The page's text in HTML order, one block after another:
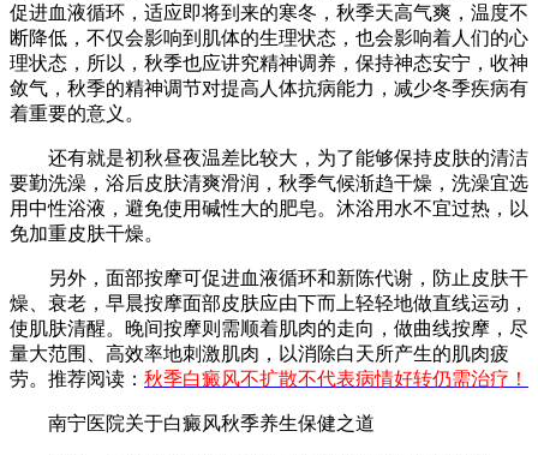
促进血液循环，适应即将到来的寒冬，秋季天高气爽，温度不
断降低，不仅会影响到肌体的生理状态，也会影响着人们的心
理状态，所以，秋季也应讲究精神调养，保持神态安宁，收神
敛气，秋季的精神调节对提高人体抗病能力，减少冬季疾病有
着重要的意义。
还有就是初秋昼夜温差比较大，为了能够保持皮肤的清洁
要勤洗澡，浴后皮肤清爽滑润，秋季气候渐趋干燥，洗澡宜选
用中性浴液，避免使用碱性大的肥皂。沐浴用水不宜过热，以
免加重皮肤干燥。
另外，面部按摩可促进血液循环和新陈代谢，防止皮肤干
燥、衰老，早晨按摩面部皮肤应由下而上轻轻地做直线运动，
使肌肤清醒。晚间按摩则需顺着肌肉的走向，做曲线按摩，尽
量大范围、高效率地刺激肌肉，以消除白天所产生的肌肉疲
劳。推荐阅读： 秋季白癜风不扩散不代表病情好转仍需治疗！
南宁医院关于白癜风秋季养生保健之道